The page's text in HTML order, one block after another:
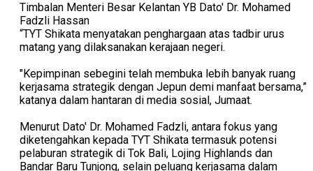
Timbalan Menteri Besar Kelantan YB Dato' Dr. Mohamed
Fadzli Hassan
“TYT Shikata menyatakan penghargaan atas tadbir urus
matang yang dilaksanakan kerajaan negeri.
"Kepimpinan sebegini telah membuka lebih banyak ruang
kerjasama strategik dengan Jepun demi manfaat bersama,”
katanya dalam hantaran di media sosial, Jumaat.
Menurut Dato' Dr. Mohamed Fadzli, antara fokus yang
diketengahkan kepada TYT Shikata termasuk potensi
pelaburan strategik di Tok Bali, Lojing Highlands dan
Bandar Baru Tunjong, selain peluang kerjasama dalam